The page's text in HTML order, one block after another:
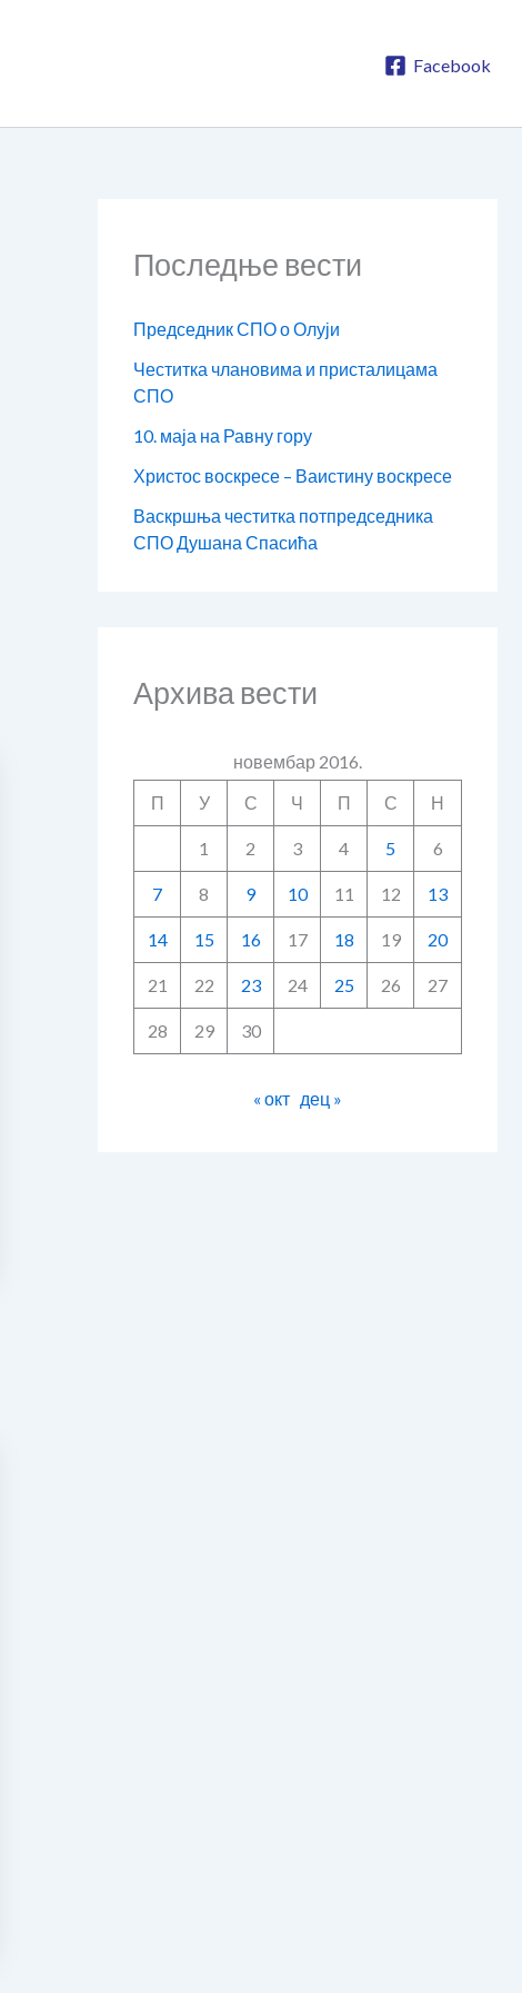
Facebook
Последње вести
Председник СПО о Олуји
Честитка члановима и присталицама
СПО
10. маја на Равну гору
Христос воскресе – Ваистину воскресе
Васкршња честитка потпредседника
СПО Душана Спасића
Архива вести
новембар 2016.
П
У С Ч П С Н
1 2 3 4 5 6
7 8 9 10 11 12 13
14 15 16 17 18 19 20
21 22 23 24 25 26 27
28 29 30
« окт дец »